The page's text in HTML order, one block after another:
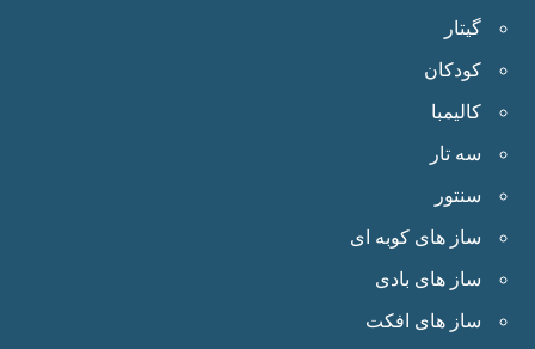
گیتار
کودکان
کالیمبا
سه تار
سنتور
ساز های کوبه ای
ساز های بادی
ساز های افکت